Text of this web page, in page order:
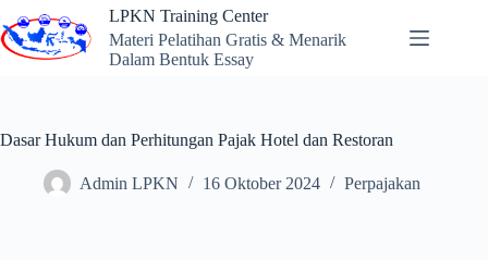
to
content
LPKN Training Center
Materi Pelatihan Gratis & Menarik
Dalam Bentuk Essay
Dasar Hukum dan Perhitungan Pajak Hotel dan Restoran
Admin LPKN 16 Oktober 2024 Perpajakan